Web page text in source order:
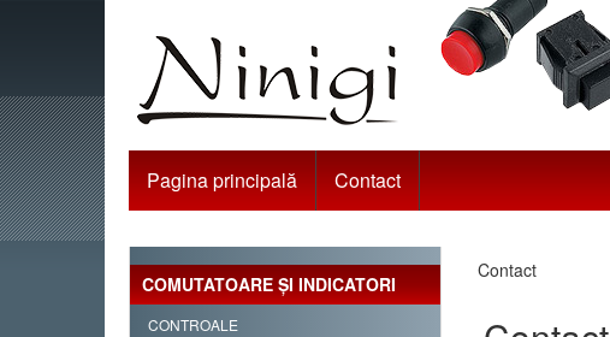
Pagina principală Contact
COMUTATOARE ŞI INDICATORI
CONTROALE
Contact